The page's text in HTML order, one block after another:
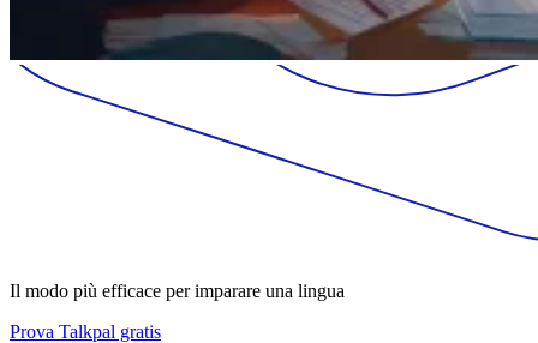
Il modo più efficace per imparare una lingua
Prova Talkpal gratis